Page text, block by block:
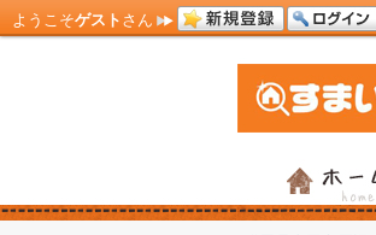
ようこそゲスト さん